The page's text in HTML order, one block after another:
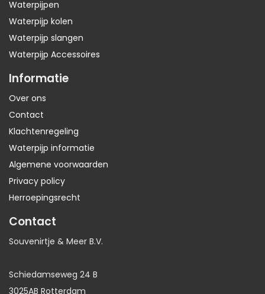
Waterpijpen
Waterpijp kolen
Waterpijp slangen
Waterpijp Accessoires
Informatie
Over ons
Contact
Klachtenregeling
Waterpijp informatie
Algemene voorwaarden
Privacy policy
Herroepingsrecht
Contact
Souvenirtje & Meer B.V.
Schiedamseweg 24 B
3025AB Rotterdam